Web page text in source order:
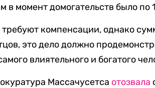
в момент домогательств было по
компенсации, однако
это дело должно
влиятельного и богатого
Массачусетса отозвала